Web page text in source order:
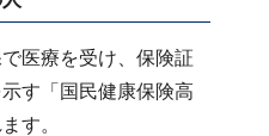
医療を受け、保険証
す「国民健康保険高
す。